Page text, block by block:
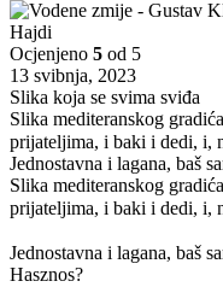
Hajdi
Ocjenjeno 5 od 5
13 svibnja, 2023
Slika koja se svima sviđa
Slika mediteranskog
prijateljima, i baki i dedi, i,
Jednostavna i lagana, baš
Slika mediteranskog
prijateljima, i baki i dedi, i,
Jednostavna i lagana, baš
Hasznos?